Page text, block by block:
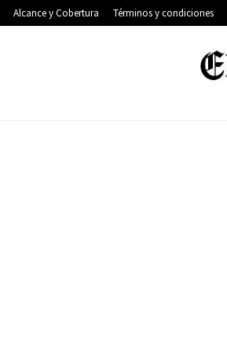
Alcance y Cobertura Términos y condiciones